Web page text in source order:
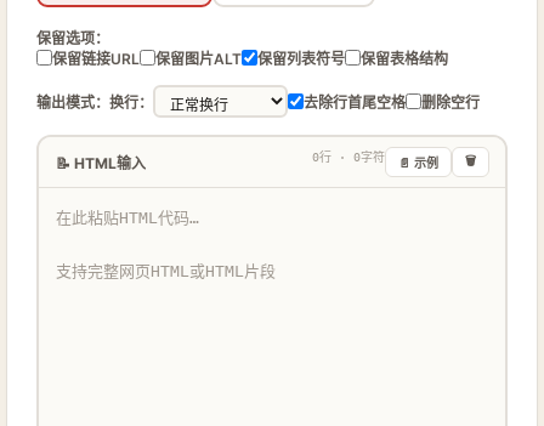
保留选项：
保留链接URL
保留图片ALT 保留列表符号 保留表格结构
输出模式： 换行： 去除行首尾空格 删除空行
📝 HTML输入 0行 · 0字符 📄 示例 🗑️